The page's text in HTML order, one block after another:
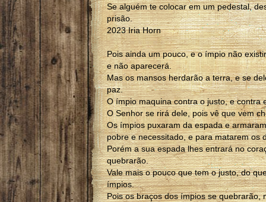
Se alguém te colocar em um pedestal,
prisão.
2023 Iria Horn
Pois ainda um pouco, e o ímpio não
e não aparecerá.
Mas os mansos herdarão a terra, e se
paz.
O ímpio maquina contra o justo, e contra
O Senhor se rirá dele, pois vê que vem
Os ímpios puxaram da espada e
pobre e necessitado, e para matarem os
Porém a sua espada lhes entrará no
quebrarão.
Vale mais o pouco que tem o justo, do
ímpios.
Pois os braços dos ímpios se quebrarão,